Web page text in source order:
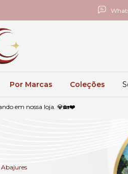
Por Marcas Coleções
em nossa loja. 💎🏡❤️
Abajures